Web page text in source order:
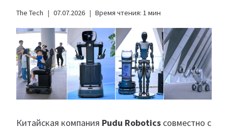
The Tech 07.07.2026 Время чтения: 1 мин
Китайская компания Pudu Robotics совместно с